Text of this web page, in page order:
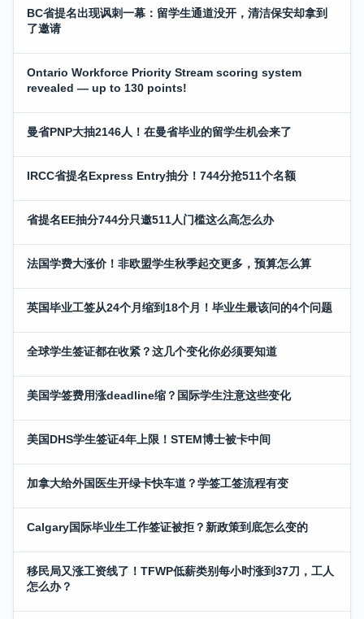
BC省提名出现讽刺一幕：留学生通道没开，清洁保安却拿到
了邀请
Ontario Workforce Priority Stream scoring system
revealed — up to 130 points!
曼省PNP大抽2146人！在曼省毕业的留学生机会来了
IRCC省提名Express Entry抽分！744分抢511个名额
省提名EE抽分744分只邀511人门槛这么高怎么办
法国学费大涨价！非欧盟学生秋季起交更多，预算怎么算
英国毕业工签从24个月缩到18个月！毕业生最该问的4个问题
全球学生签证都在收紧？这几个变化你必须要知道
美国学签费用涨deadline缩？国际学生注意这些变化
美国DHS学生签证4年上限！STEM博士被卡中间
加拿大给外国医生开绿卡快车道？学签工签流程有变
Calgary国际毕业生工作签证被拒？新政策到底怎么变的
移民局又涨工资线了！TFWP低薪类别每小时涨到37刀，工人
怎么办？